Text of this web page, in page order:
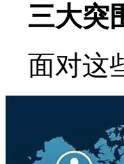
三大突
面对这